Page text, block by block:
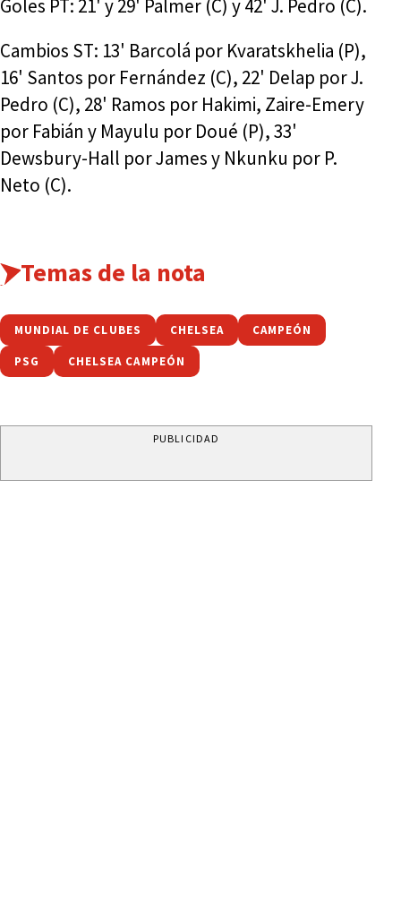
Goles PT: 21' y 29' Palmer (C) y 42' J. Pedro (C).
Cambios ST: 13' Barcolá por Kvaratskhelia (P),
16' Santos por Fernández (C), 22' Delap por J.
Pedro (C), 28' Ramos por Hakimi, Zaire-Emery
por Fabián y Mayulu por Doué (P), 33'
Dewsbury-Hall por James y Nkunku por P.
Neto (C).
Temas de la nota
MUNDIAL DE CLUBES CHELSEA CAMPEÓN
PSG CHELSEA CAMPEÓN
PUBLICIDAD